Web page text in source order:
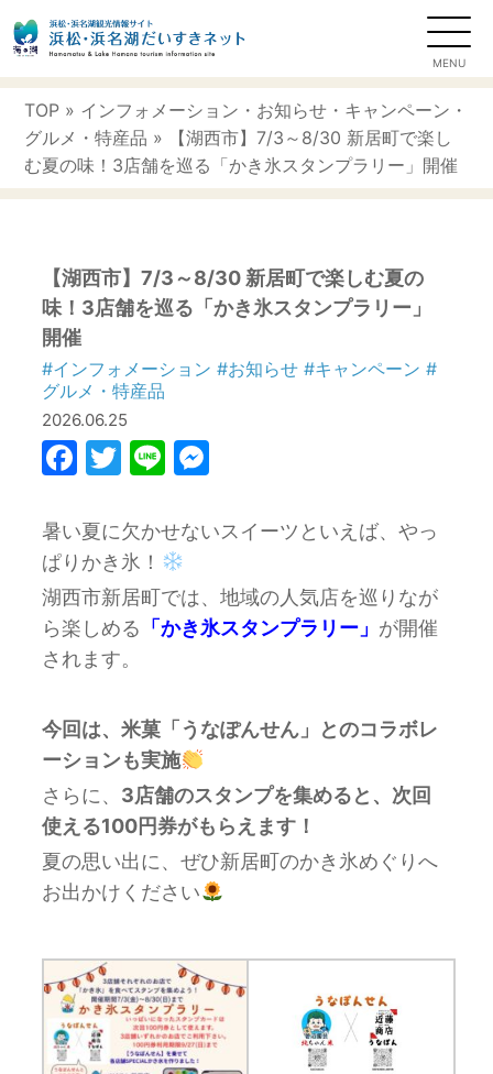
TOP » インフォメーション ・ お知らせ ・ キャンペーン ・
グルメ・特産品 » 【湖西市】7/3～8/30 新居町で楽し
む夏の味！3店舗を巡る「かき氷スタンプラリー」開催
【湖西市】7/3～8/30 新居町で楽しむ夏の
味！3店舗を巡る「かき氷スタンプラリー」
開催
#インフォメーション #お知らせ #キャンペーン #
グルメ・特産品
2026.06.25
Facebook
Twitter
Line
暑い夏に欠かせないスイーツといえば、やっ
ぱりかき氷！
湖西市新居町では、地域の人気店を巡りなが
ら楽しめる 「かき氷スタンプラリー」 が開催
されます。
今回は、米菓「うなぽんせん」とのコラボレ
ーションも実施
さらに、 3店舗のスタンプを集めると、次回
使える100円券がもらえます！
夏の思い出に、ぜひ新居町のかき氷めぐりへ
お出かけください